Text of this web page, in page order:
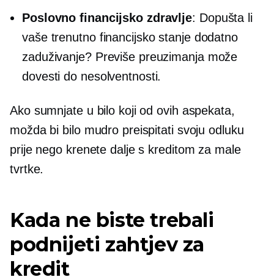
Poslovno financijsko zdravlje: Dopušta li
vaše trenutno financijsko stanje dodatno
zaduživanje? Previše preuzimanja može
dovesti do nesolventnosti.
Ako sumnjate u bilo koji od ovih aspekata,
možda bi bilo mudro preispitati svoju odluku
prije nego krenete dalje s kreditom za male
tvrtke.
Kada ne biste trebali
podnijeti zahtjev za
kredit